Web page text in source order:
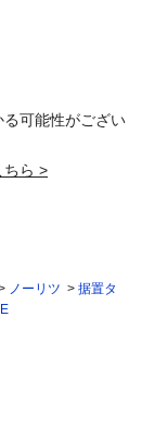
可能性がござい
ら
ノーリツ
据置タ